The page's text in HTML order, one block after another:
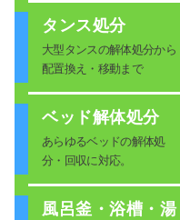
タンス処分
大型タンスの解体処分から
配置換え・移動まで
ベッド解体処分
あらゆるベッドの解体処
分・回収に対応。
風呂釜・浴槽・湯